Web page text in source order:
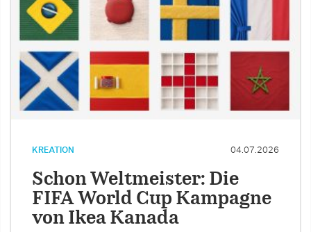
KREATION 04.07.2026
Schon Weltmeister: Die
FIFA World Cup Kampagne
von Ikea Kanada